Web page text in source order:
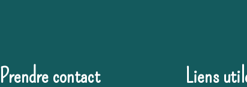
Prendre contact Liens